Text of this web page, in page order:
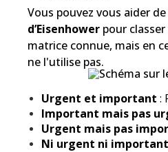
Vous pouvez vous aider de
d’Eisenhower pour
matrice connue, mais en
ne l'utilise pas.
Urgent et important :
Important mais pas
Urgent mais pas
Ni urgent ni important